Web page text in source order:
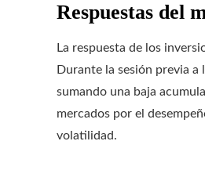
Respuestas del
La respuesta de los
Durante la sesión previa
sumando una baja
mercados por el
volatilidad.